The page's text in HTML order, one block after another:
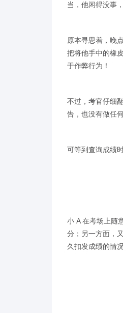
当，他闲得没事，
原本寻思着，晚
把将他手中的橡
于作弊行为！
不过，考官仔细
告，也没有做任
可等到查询成绩
小 A 在考场上随
分；另一方面，
久扣发成绩的情